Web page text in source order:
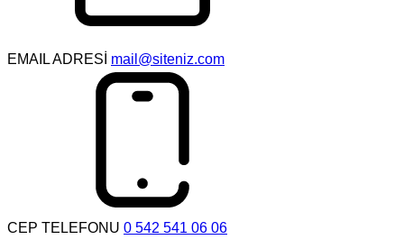
EMAIL ADRESİ mail@siteniz.com
CEP TELEFONU 0 542 541 06 06